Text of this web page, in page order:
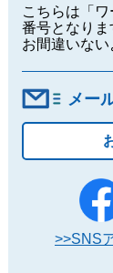
こちらは「
番号となりま
お間違いない
メー
>>SNS